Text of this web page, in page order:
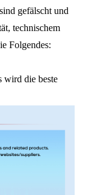
gefälscht und
technischem
Folgendes:
wird die beste